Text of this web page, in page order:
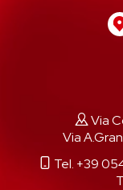
Via
Via
Tel. +39